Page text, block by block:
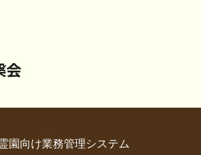
会
園向け業務管理システム